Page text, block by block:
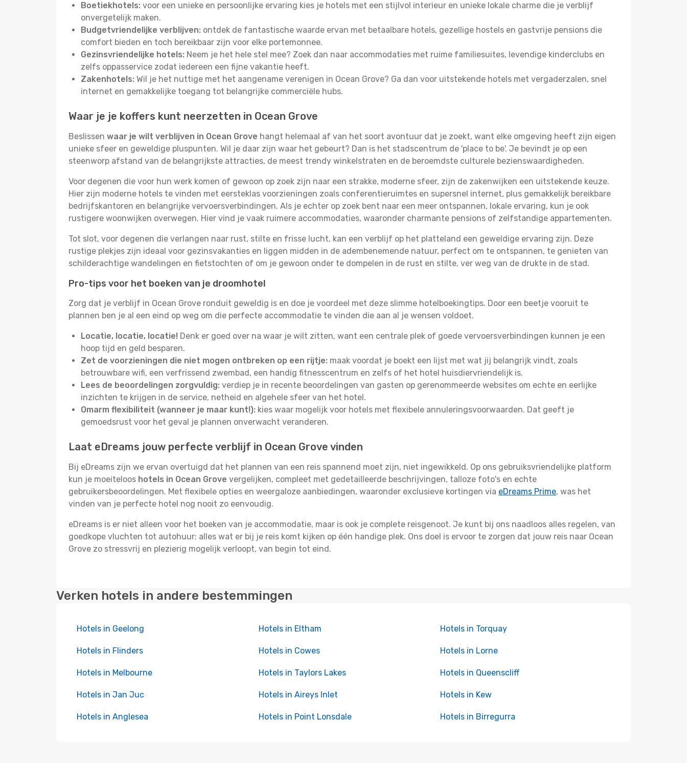
Boetiekhotels: voor een unieke en persoonlijke ervaring kies je hotels met een stijlvol interieur en unieke lokale charme die je verblijf
onvergetelijk maken.
Budgetvriendelijke verblijven: ontdek de fantastische waarde ervan met betaalbare hotels, gezellige hostels en gastvrije pensions die
comfort bieden en toch bereikbaar zijn voor elke portemonnee.
Gezinsvriendelijke hotels: Neem je het hele stel mee? Zoek dan naar accommodaties met ruime familiesuites, levendige kinderclubs en
zelfs oppasservice zodat iedereen een fijne vakantie heeft.
Zakenhotels: Wil je het nuttige met het aangename verenigen in Ocean Grove? Ga dan voor uitstekende hotels met vergaderzalen, snel
internet en gemakkelijke toegang tot belangrijke commerciële hubs.
Waar je je koffers kunt neerzetten in Ocean Grove
Beslissen waar je wilt verblijven in Ocean Grove hangt helemaal af van het soort avontuur dat je zoekt, want elke omgeving heeft zijn eigen
unieke sfeer en geweldige pluspunten. Wil je daar zijn waar het gebeurt? Dan is het stadscentrum de 'place to be'. Je bevindt je op een
steenworp afstand van de belangrijkste attracties, de meest trendy winkelstraten en de beroemdste culturele bezienswaardigheden.
Voor degenen die voor hun werk komen of gewoon op zoek zijn naar een strakke, moderne sfeer, zijn de zakenwijken een uitstekende keuze.
Hier zijn moderne hotels te vinden met eersteklas voorzieningen zoals conferentieruimtes en supersnel internet, plus gemakkelijk bereikbare
bedrijfskantoren en belangrijke vervoersverbindingen. Als je echter op zoek bent naar een meer ontspannen, lokale ervaring, kun je ook
rustigere woonwijken overwegen. Hier vind je vaak ruimere accommodaties, waaronder charmante pensions of zelfstandige appartementen.
Tot slot, voor degenen die verlangen naar rust, stilte en frisse lucht, kan een verblijf op het platteland een geweldige ervaring zijn. Deze
rustige plekjes zijn ideaal voor gezinsvakanties en liggen midden in de adembenemende natuur, perfect om te ontspannen, te genieten van
schilderachtige wandelingen en fietstochten of om je gewoon onder te dompelen in de rust en stilte, ver weg van de drukte in de stad.
Pro-tips voor het boeken van je droomhotel
Zorg dat je verblijf in Ocean Grove ronduit geweldig is en doe je voordeel met deze slimme hotelboekingtips. Door een beetje vooruit te
plannen ben je al een eind op weg om die perfecte accommodatie te vinden die aan al je wensen voldoet.
Locatie, locatie, locatie! Denk er goed over na waar je wilt zitten, want een centrale plek of goede vervoersverbindingen kunnen je een
hoop tijd en geld besparen.
Zet de voorzieningen die niet mogen ontbreken op een rijtje: maak voordat je boekt een lijst met wat jij belangrijk vindt, zoals
betrouwbare wifi, een verfrissend zwembad, een handig fitnesscentrum en zelfs of het hotel huisdiervriendelijk is.
Lees de beoordelingen zorgvuldig: verdiep je in recente beoordelingen van gasten op gerenommeerde websites om echte en eerlijke
inzichten te krijgen in de service, netheid en algehele sfeer van het hotel.
Omarm flexibiliteit (wanneer je maar kunt!): kies waar mogelijk voor hotels met flexibele annuleringsvoorwaarden. Dat geeft je
gemoedsrust voor het geval je plannen onverwacht veranderen.
Laat eDreams jouw perfecte verblijf in Ocean Grove vinden
Bij eDreams zijn we ervan overtuigd dat het plannen van een reis spannend moet zijn, niet ingewikkeld. Op ons gebruiksvriendelijke platform
kun je moeiteloos hotels in Ocean Grove vergelijken, compleet met gedetailleerde beschrijvingen, talloze foto's en echte
gebruikersbeoordelingen. Met flexibele opties en weergaloze aanbiedingen, waaronder exclusieve kortingen via eDreams Prime, was het
vinden van je perfecte hotel nog nooit zo eenvoudig.
eDreams is er niet alleen voor het boeken van je accommodatie, maar is ook je complete reisgenoot. Je kunt bij ons naadloos alles regelen, van
goedkope vluchten tot autohuur: alles wat er bij je reis komt kijken op één handige plek. Ons doel is ervoor te zorgen dat jouw reis naar Ocean
Grove zo stressvrij en plezierig mogelijk verloopt, van begin tot eind.
Verken hotels in andere bestemmingen
Hotels in Geelong Hotels in Eltham Hotels in Torquay
Hotels in Flinders Hotels in Cowes Hotels in Lorne
Hotels in Melbourne Hotels in Taylors Lakes Hotels in Queenscliff
Hotels in Jan Juc Hotels in Aireys Inlet Hotels in Kew
Hotels in Anglesea Hotels in Point Lonsdale Hotels in Birregurra